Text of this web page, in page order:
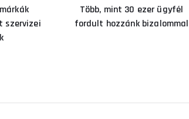
szervizei
Több, mint 30 ezer ügyfél
fordult hozzánk bizalommal